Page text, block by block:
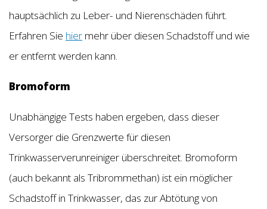
hauptsächlich zu Leber- und Nierenschäden führt.
Erfahren Sie hier mehr über diesen Schadstoff und wie
er entfernt werden kann.
Bromoform
Unabhängige Tests haben ergeben, dass dieser
Versorger die Grenzwerte für diesen
Trinkwasserverunreiniger überschreitet. Bromoform
(auch bekannt als Tribrommethan) ist ein möglicher
Schadstoff in Trinkwasser, das zur Abtötung von